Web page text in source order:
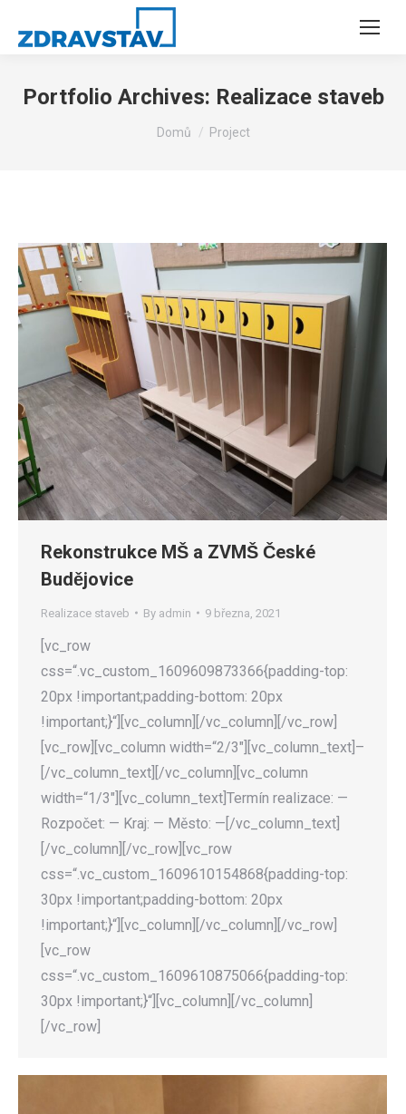
Portfolio Archives: Realizace staveb
You are here:
Domů Project
Rekonstrukce MŠ a ZVMŠ České
Budějovice
Realizace staveb By admin 9 března, 2021
[vc_row
css=“.vc_custom_1609609873366{padding-top:
20px !important;padding-bottom: 20px
!important;}“][vc_column][/vc_column][/vc_row]
[vc_row][vc_column width=“2/3″][vc_column_text]–
[/vc_column_text][/vc_column][vc_column
width=“1/3″][vc_column_text]Termín realizace: —
Rozpočet: — Kraj: — Město: —[/vc_column_text]
[/vc_column][/vc_row][vc_row
css=“.vc_custom_1609610154868{padding-top:
30px !important;padding-bottom: 20px
!important;}“][vc_column][/vc_column][/vc_row]
[vc_row
css=“.vc_custom_1609610875066{padding-top:
30px !important;}“][vc_column][/vc_column]
[/vc_row]